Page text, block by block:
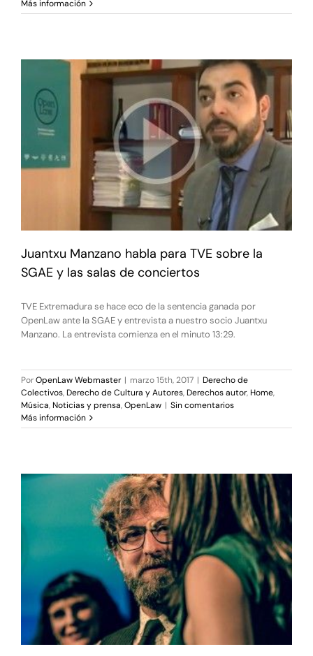
Más información
Juantxu Manzano habla para TVE sobre la
SGAE y las salas de conciertos
TVE Extremadura se hace eco de la sentencia ganada por
OpenLaw ante la SGAE y entrevista a nuestro socio Juantxu
Manzano. La entrevista comienza en el minuto 13:29.
PorOpenLaw Webmaster | marzo 15th, 2017 | Derecho de
Colectivos,Derecho de Cultura y Autores,Derechos autor,Home,
Música,Noticias y prensa,OpenLaw | Sin comentarios
Más información